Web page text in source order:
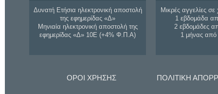
Δυνατή Ετήσια ηλεκτρονική αποστολή
της εφημερίδας «Δ»
Μηνιαία ηλεκτρονική αποστολή της
εφημερίδας «Δ» 10Ε (+4% Φ.Π.Α)
Μικρές αγγελίες σε
1 εβδομάδα
2 εβδομάδες
1 μήνας
ΟΡΟΙ ΧΡΗΣΗΣ ΠΟΛΙΤΙΚΗ